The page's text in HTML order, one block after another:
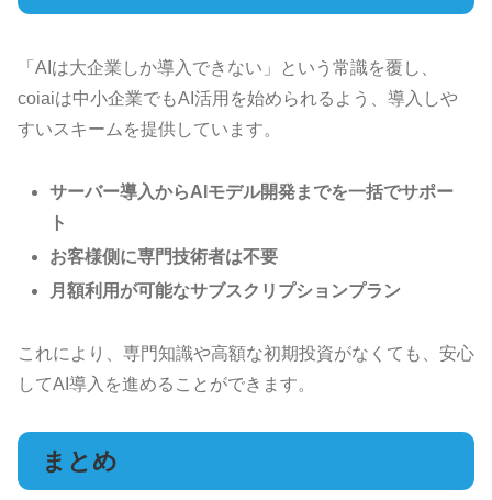
「AIは大企業しか導入できない」という常識を覆し、
coiaiは中小企業でもAI活用を始められるよう、導入しや
すいスキームを提供しています。
サーバー導入からAIモデル開発までを一括でサポー
ト
お客様側に専門技術者は不要
月額利用が可能なサブスクリプションプラン
これにより、専門知識や高額な初期投資がなくても、安心
してAI導入を進めることができます。
まとめ